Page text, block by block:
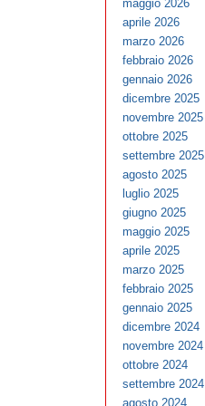
maggio 2026
aprile 2026
marzo 2026
febbraio 2026
gennaio 2026
dicembre 2025
novembre 2025
ottobre 2025
settembre 2025
agosto 2025
luglio 2025
giugno 2025
maggio 2025
aprile 2025
marzo 2025
febbraio 2025
gennaio 2025
dicembre 2024
novembre 2024
ottobre 2024
settembre 2024
agosto 2024